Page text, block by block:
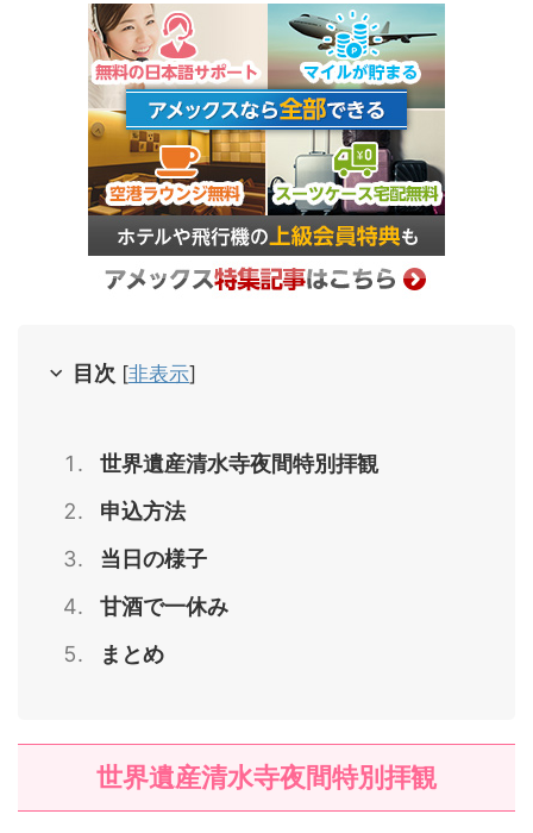
目次 [非表示]
世界遺産清水寺夜間特別拝観
申込方法
当日の様子
甘酒で一休み
まとめ
世界遺産清水寺夜間特別拝観